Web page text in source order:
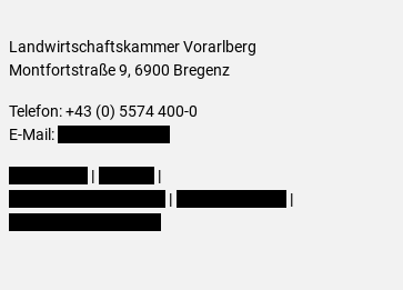
Landwirtschaftskammer Vorarlberg
Montfortstraße 9, 6900 Bregenz
Telefon: +43 (0) 5574 400-0
E-Mail:
|
|
|
|